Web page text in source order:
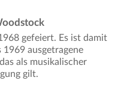
gefeiert. Es ist damit
1969 ausgetragene
als musikalischer
gilt.